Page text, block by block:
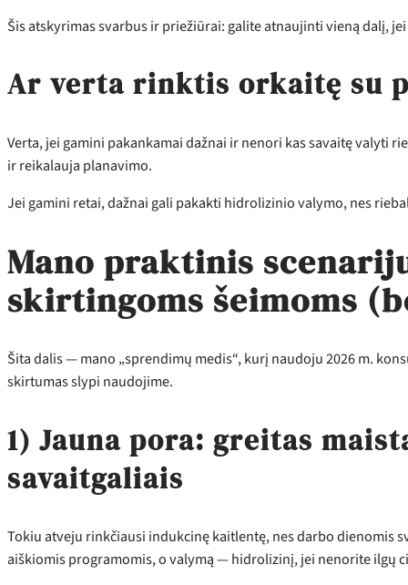
Šis atskyrimas svarbus ir priežiūrai: galite atnaujinti vieną dalį,
Ar verta rinktis orkaitę su
Verta, jei gamini pakankamai dažnai ir nenori kas savaitę valyti
ir reikalauja planavimo.
Jei gamini retai, dažnai gali pakakti hidrolizinio valymo, nes
Mano praktinis
skirtingoms šeimoms
Šita dalis — mano „sprendimų medis“, kurį naudoju 2026 m.
skirtumas slypi naudojime.
1) Jauna pora: greitas
savaitgaliais
Tokiu atveju rinkčiausi indukcinę kaitlentę, nes darbo dienomis
aiškiomis programomis, o valymą — hidrolizinį, jei nenorite ilgų